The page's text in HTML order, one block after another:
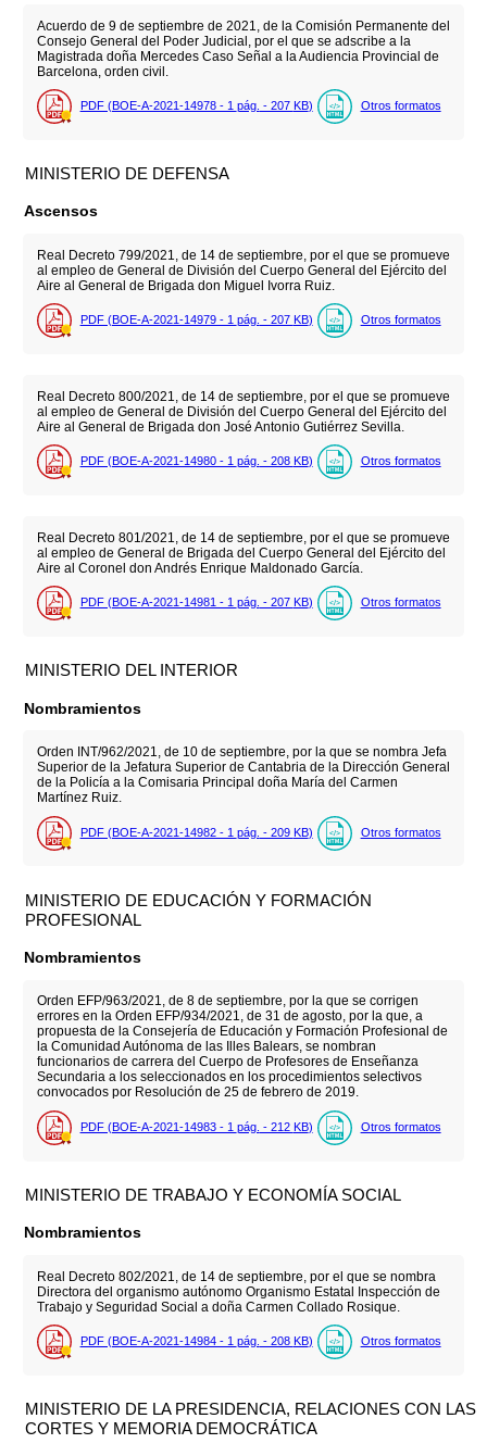
Acuerdo de 9 de septiembre de 2021, de la Comisión Permanente del
Consejo General del Poder Judicial, por el que se adscribe a la
Magistrada doña Mercedes Caso Señal a la Audiencia Provincial de
Barcelona, orden civil.
PDF (BOE-A-2021-14978 - 1 pág. - 207 KB) Otros formatos
MINISTERIO DE DEFENSA
Ascensos
Real Decreto 799/2021, de 14 de septiembre, por el que se promueve
al empleo de General de División del Cuerpo General del Ejército del
Aire al General de Brigada don Miguel Ivorra Ruiz.
PDF (BOE-A-2021-14979 - 1 pág. - 207 KB) Otros formatos
Real Decreto 800/2021, de 14 de septiembre, por el que se promueve
al empleo de General de División del Cuerpo General del Ejército del
Aire al General de Brigada don José Antonio Gutiérrez Sevilla.
PDF (BOE-A-2021-14980 - 1 pág. - 208 KB) Otros formatos
Real Decreto 801/2021, de 14 de septiembre, por el que se promueve
al empleo de General de Brigada del Cuerpo General del Ejército del
Aire al Coronel don Andrés Enrique Maldonado García.
PDF (BOE-A-2021-14981 - 1 pág. - 207 KB) Otros formatos
MINISTERIO DEL INTERIOR
Nombramientos
Orden INT/962/2021, de 10 de septiembre, por la que se nombra Jefa
Superior de la Jefatura Superior de Cantabria de la Dirección General
de la Policía a la Comisaria Principal doña María del Carmen
Martínez Ruiz.
PDF (BOE-A-2021-14982 - 1 pág. - 209 KB) Otros formatos
MINISTERIO DE EDUCACIÓN Y FORMACIÓN
PROFESIONAL
Nombramientos
Orden EFP/963/2021, de 8 de septiembre, por la que se corrigen
errores en la Orden EFP/934/2021, de 31 de agosto, por la que, a
propuesta de la Consejería de Educación y Formación Profesional de
la Comunidad Autónoma de las Illes Balears, se nombran
funcionarios de carrera del Cuerpo de Profesores de Enseñanza
Secundaria a los seleccionados en los procedimientos selectivos
convocados por Resolución de 25 de febrero de 2019.
PDF (BOE-A-2021-14983 - 1 pág. - 212 KB) Otros formatos
MINISTERIO DE TRABAJO Y ECONOMÍA SOCIAL
Nombramientos
Real Decreto 802/2021, de 14 de septiembre, por el que se nombra
Directora del organismo autónomo Organismo Estatal Inspección de
Trabajo y Seguridad Social a doña Carmen Collado Rosique.
PDF (BOE-A-2021-14984 - 1 pág. - 208 KB) Otros formatos
MINISTERIO DE LA PRESIDENCIA, RELACIONES CON LAS
CORTES Y MEMORIA DEMOCRÁTICA